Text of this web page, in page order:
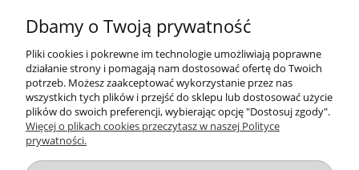
dzięki którym łatwiej przejdziesz ten etap, a także szereg
Laktatory, funkcjonalne chusty, a nawet witaminy – nie zapominaj
o sobie! Pamiętaj, by po ciężkim dniu zapewnić sobie nieco relaksu
– np. za sprawą bezpiecznych kosmetyków z naszej oferty.
Zapraszamy na zakupy!
Dbamy o Twoją prywatność
Pliki cookies i pokrewne im technologie umożliwiają poprawne
działanie strony i pomagają nam dostosować ofertę do Twoich
potrzeb. Możesz zaakceptować wykorzystanie przez nas
wszystkich tych plików i przejść do sklepu lub dostosować użycie
plików do swoich preferencji, wybierając opcję "Dostosuj zgody".
Więcej o plikach cookies przeczytasz w naszej Polityce
prywatności.